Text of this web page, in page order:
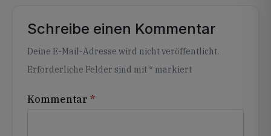
Schreibe einen Kommentar
Deine E-Mail-Adresse wird nicht veröffentlicht.
Erforderliche Felder sind mit * markiert
Kommentar *
Alternative: